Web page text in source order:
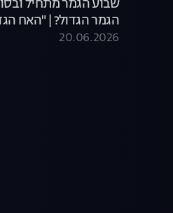
הגמר הגדול? | "האח
20.06.2026